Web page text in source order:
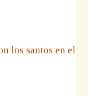
los santos en el